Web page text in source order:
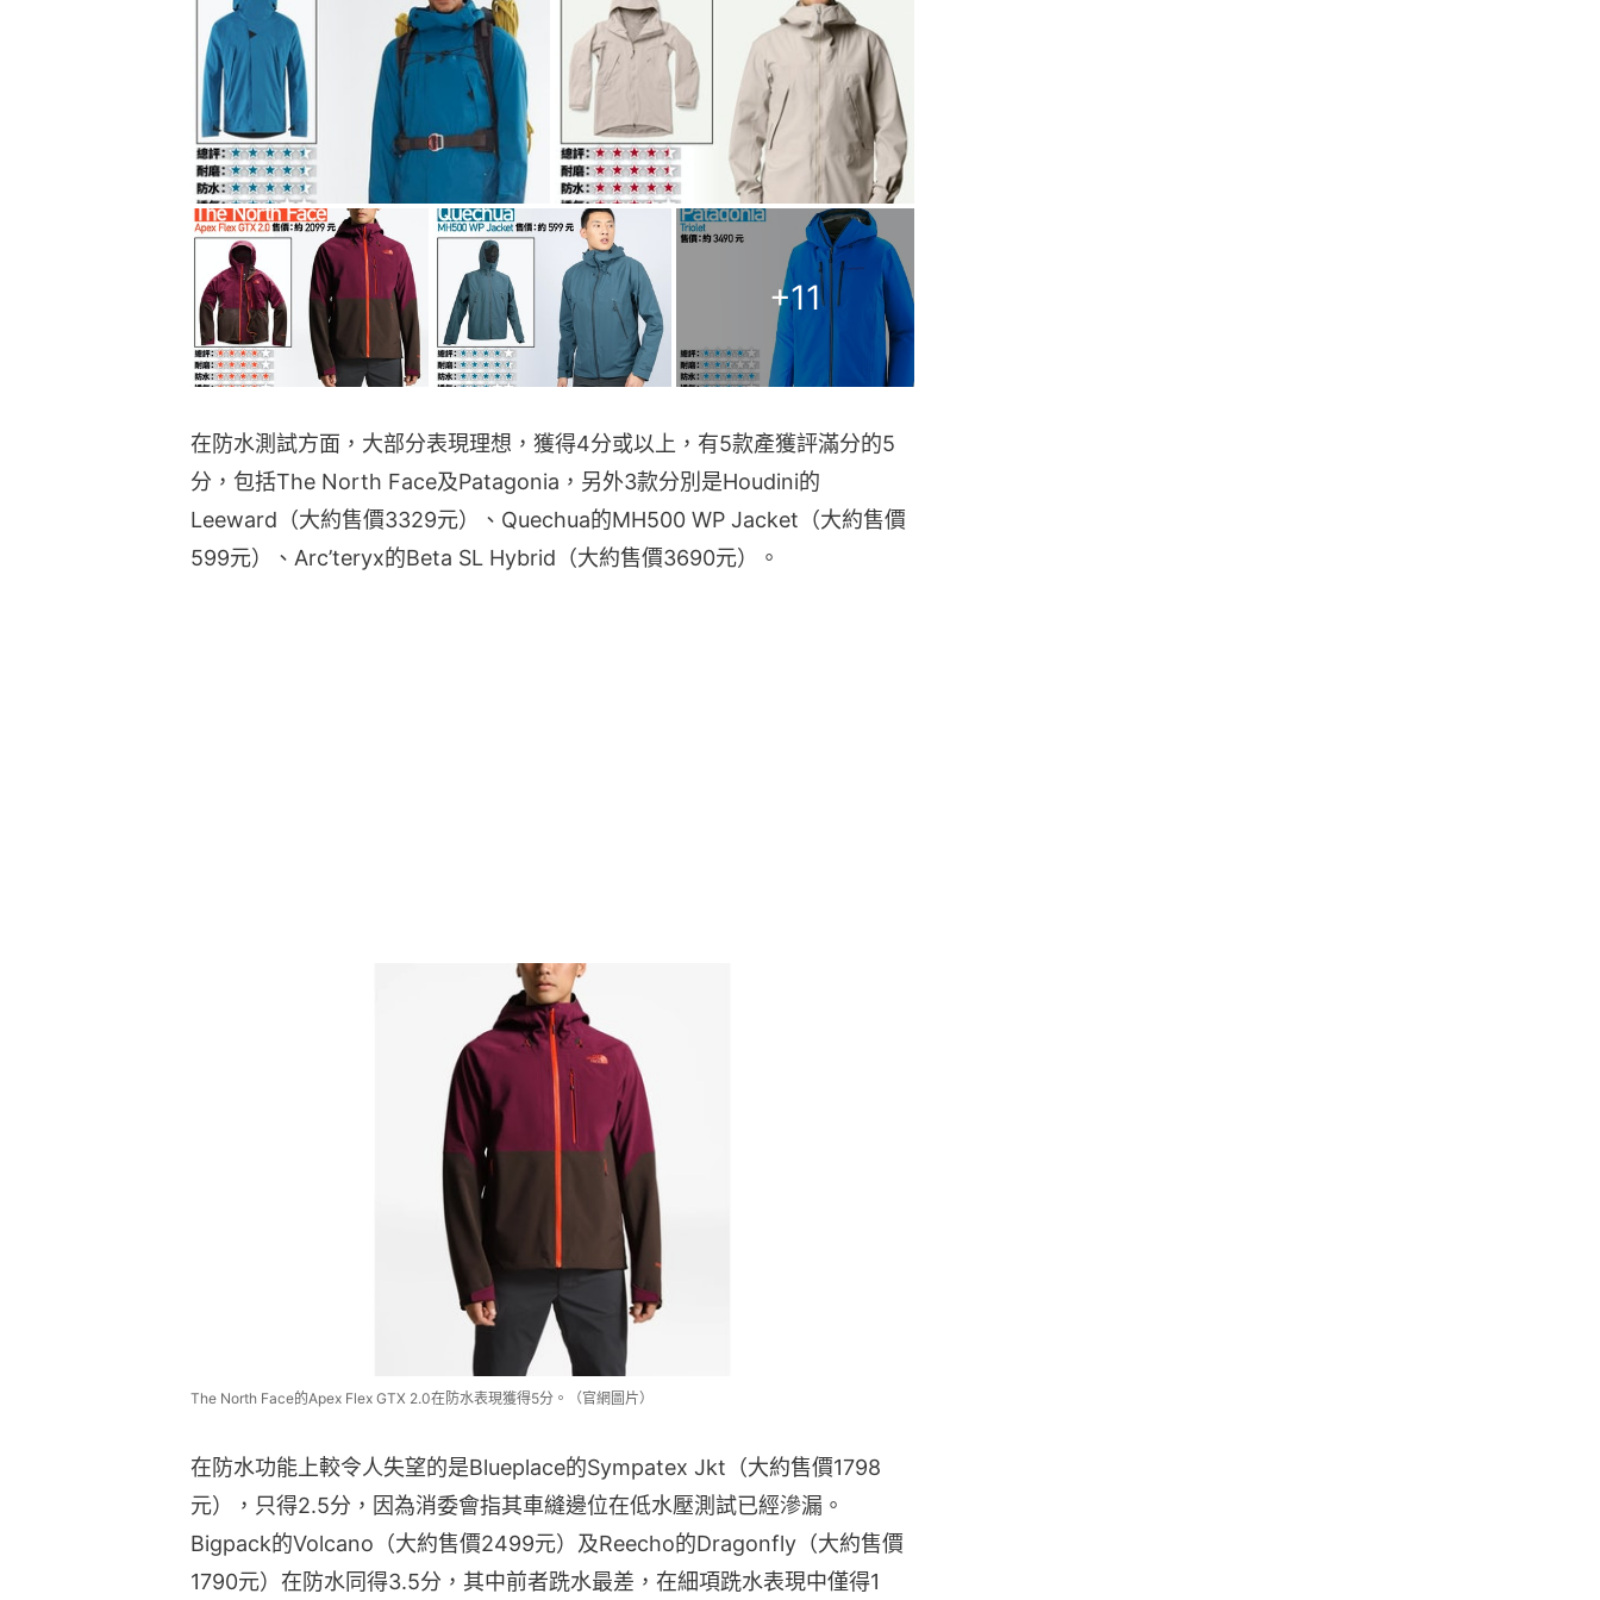
+11
在防水測試方面，大部分表現理想，獲得4分或以上，有5款產獲評滿分的5
分，包括The North Face及Patagonia，另外3款分別是Houdini的
Leeward（大約售價3329元）、Quechua的MH500 WP Jacket（大約售價
599元）、Arc’teryx的Beta SL Hybrid（大約售價3690元）。
The North Face的Apex Flex GTX 2.0在防水表現獲得5分。（官網圖片）
在防水功能上較令人失望的是Blueplace的Sympatex Jkt（大約售價1798
元），只得2.5分，因為消委會指其車縫邊位在低水壓測試已經滲漏。
Bigpack的Volcano（大約售價2499元）及Reecho的Dragonfly（大約售價
1790元）在防水同得3.5分，其中前者跣水最差，在細項跣水表現中僅得1